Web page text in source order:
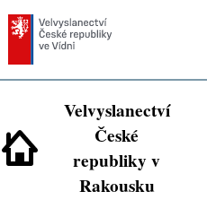
Velvyslanectví
České
republiky v
Rakousku